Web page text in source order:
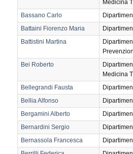
Medicina
Bassano Carlo
Battaini Fiorenzo Maria
Battistini Martina
Bei Roberto
Medicina
Bellegrandi Fausta
Bellia Alfonso
Bergamini Alberto
Bernardini Sergio
Bernassola Francesca